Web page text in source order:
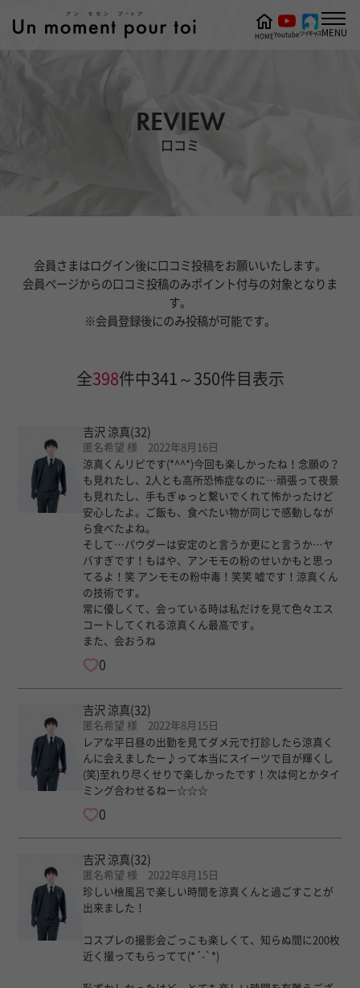
REVIEW
口コミ
HOMEYoutubeツイキャスMENU
会員さまはログイン後に口コミ投稿をお願いいたします。
会員ページからの口コミ投稿のみポイント付与の対象となりま
す。
※会員登録後にのみ投稿が可能です。
全398件中341～350件目表示
吉沢 涼真(32)
匿名希望 様 2022年8月16日
涼真くんリピです(*^^*)今回も楽しかったね！念願の？
も見れたし、2人とも高所恐怖症なのに…頑張って夜景
も見れたし、手もぎゅっと繋いでくれて怖かったけど
安心したよ。ご飯も、食べたい物が同じで感動しなが
ら食べたよね。
そして…パウダーは安定のと言うか更にと言うか…ヤ
バすぎです！もはや、アンモモの粉のせいかもと思っ
てるよ！笑 アンモモの粉中毒！笑笑 嘘です！涼真くん
の技術です。
常に優しくて、会っている時は私だけを見て色々エス
コートしてくれる涼真くん最高です。
また、会おうね
0
吉沢 涼真(32)
匿名希望 様 2022年8月15日
レアな平日昼の出勤を見てダメ元で打診したら涼真く
んに会えましたー♪って本当にスイーツで目が輝くし
(笑)至れり尽くせりで楽しかったです！次は何とかタイ
ミング合わせるねー☆☆☆
0
吉沢 涼真(32)
匿名希望 様 2022年8月15日
珍しい檜風呂で楽しい時間を涼真くんと過ごすことが
出来ました！
コスプレの撮影会ごっこも楽しくて、知らぬ間に200枚
近く撮ってもらってて(*´-`*)